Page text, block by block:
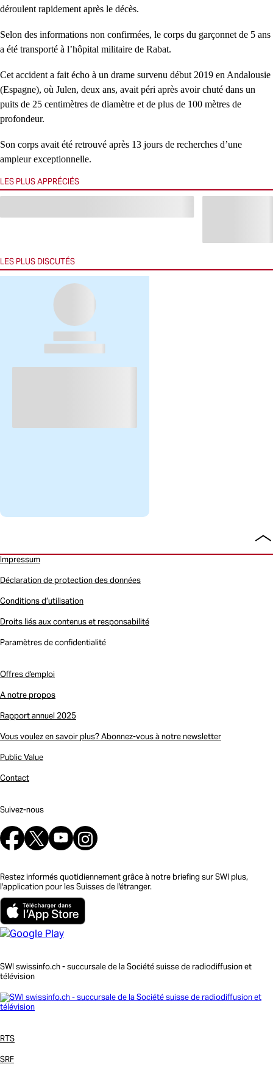
déroulent rapidement après le décès.
Selon des informations non confirmées, le corps du garçonnet de 5 ans
a été transporté à l’hôpital militaire de Rabat.
Cet accident a fait écho à un drame survenu début 2019 en Andalousie
(Espagne), où Julen, deux ans, avait péri après avoir chuté dans un
puits de 25 centimètres de diamètre et de plus de 100 mètres de
profondeur.
Son corps avait été retrouvé après 13 jours de recherches d’une
ampleur exceptionnelle.
LES PLUS APPRÉCIÉS
LES PLUS DISCUTÉS
en
Suivez-nous
Restez informés quotidiennement grâce à notre briefing sur SWI plus,
l'application pour les Suisses de l'étranger.
Impressum
Déclaration de protection des données
Conditions d’utilisation
Droits liés aux contenus et responsabilité
Paramètres de confidentialité
Offres d'emploi
A notre propos
Rapport annuel 2025
Vous voulez en savoir plus? Abonnez-vous à notre newsletter
Public Value
Contact
SWI swissinfo.ch - succursale de la Société suisse de radiodiffusion et
télévision
RTS
SRF